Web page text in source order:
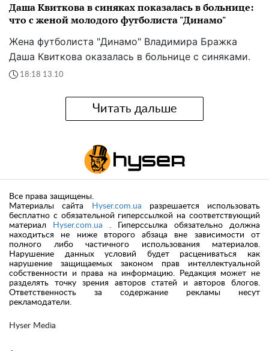
Даша Квиткова в синяках показалась в больнице:
что с женой молодого футболиста "Динамо"
Жена футболиста "Динамо" Владимира Бражка
Даша Квиткова оказалась в больнице с синяками.
18:18 13.10
Читать дальше
Hyser Media
Все права защищены.
Материалы сайта
Hyser.com.ua разрешается использовать
бесплатно с обязательной гиперссылкой на соответствующий
материал
Hyser.com.ua . Гиперссылка обязательно должна
находиться не ниже второго абзаца вне зависимости от
полного либо частичного использования материалов.
Нарушение данных условий будет расцениваться как
нарушение защищаемых законом прав интеллектуальной
собственности и права на информацию. Редакция может не
разделять точку зрения авторов статей и авторов блогов.
Ответственность за содержание рекламы несут
рекламодатели.